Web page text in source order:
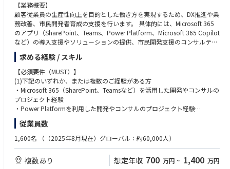
【業務概要】
顧客従業員の生産性向上を目的とした働き方を実現するため、DX推進や業
務改善、市民開発者育成の支援を行います。 具体的には、Microsoft 365
のアプリ（SharePoint、Teams、Power Platform、Microsoft 365 Copilot
など）の導入支援やソリューションの提供、市民開発支援のコンサルティ
ングを実施いたします。
【Microsoft 365とは】
Microsoft 365 とは、Microsoft が提供している、ユーザーがより多くのこ
とを達成できるように、革新的な Office アプリ、インテリジェントなクラ
ウド サービス、最高水準のセキュリティをひとつにまとめたソリューショ
ンです。
【業務詳細】
SharePoint,Teamsなどの Microsoft 365のアプリ開発だけでなく、Power
PlatformやMicrosoft 365 Copilotなどを拡張・統合したテクノロジーを軸
としたDX推進や市民開発、CoE設置、ガバナンス策定支援などのコンサル
ティングを担当していただきます。以下のどの領域も、上流から下流の工
求める経験 / スキル
【必須要件（MUST）】
(1)下記のいずれか、または複数のご経験がある方
・Microsoft 365（SharePoint、Teamsなど）を活用した開発やコンサルの
プロジェクト経験
・Power Platformを利用した開発やコンサルのプロジェクト経験
・C#、Reactでのアプリ開発経験
(2) その他
T:N1が目安）
・Officeアプリケーション（Word, Excel, PowerPoint等）を用いた各種資
従業員数
1,600名 （（2025年8月現在）グローバル：約60,000人）
複数あり 想定年収 700 万円 ~ 1,400 万円